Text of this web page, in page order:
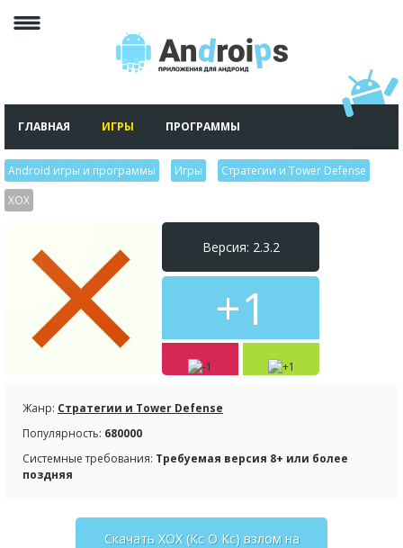
ГЛАВНАЯ ИГРЫ ПРОГРАММЫ
Android игры и программы Игры Стратегии и Tower Defense
XOX
Версия: 2.3.2
+1
Жанр: Стратегии и Tower Defense
Популярность: 680000
Системные требования: Требуемая версия 8+ или более
поздняя
Скачать XOX (Кс О Кс) взлом на